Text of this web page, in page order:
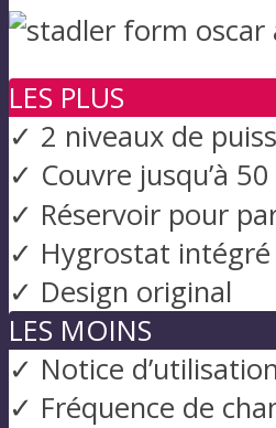
LES PLUS
✓ 2 niveaux de
✓ Couvre jusqu’à 50
✓ Réservoir pour
✓ Hygrostat intégré
✓ Design original
LES MOINS
✓ Notice
✓ Fréquence de